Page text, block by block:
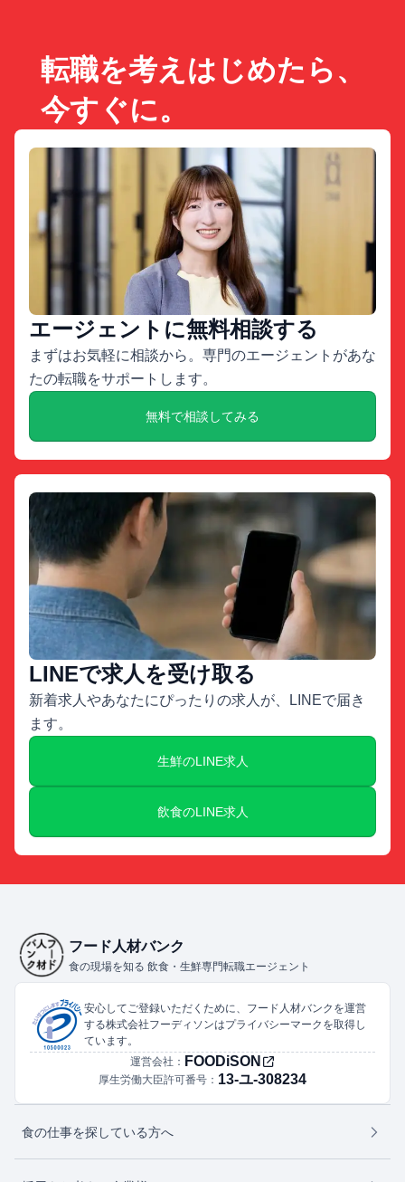
転職を考えはじめたら、
今すぐに。
エージェントに無料相談する
まずはお気軽に相談から。専門のエージェントがあな
たの転職をサポートします。
無料で相談してみる
LINEで求人を受け取る
新着求人やあなたにぴったりの求人が、LINEで届き
ます。
生鮮のLINE求人
飲食のLINE求人
フード人材バンク
食の現場を知る 飲食・生鮮専門転職エージェント
安心してご登録いただくために、フード人材バンクを運営
する株式会社フーディソンはプライバシーマークを取得し
ています。
運営会社： FOODiSON
厚生労働大臣許可番号： 13-ユ-308234
食の仕事を探している方へ